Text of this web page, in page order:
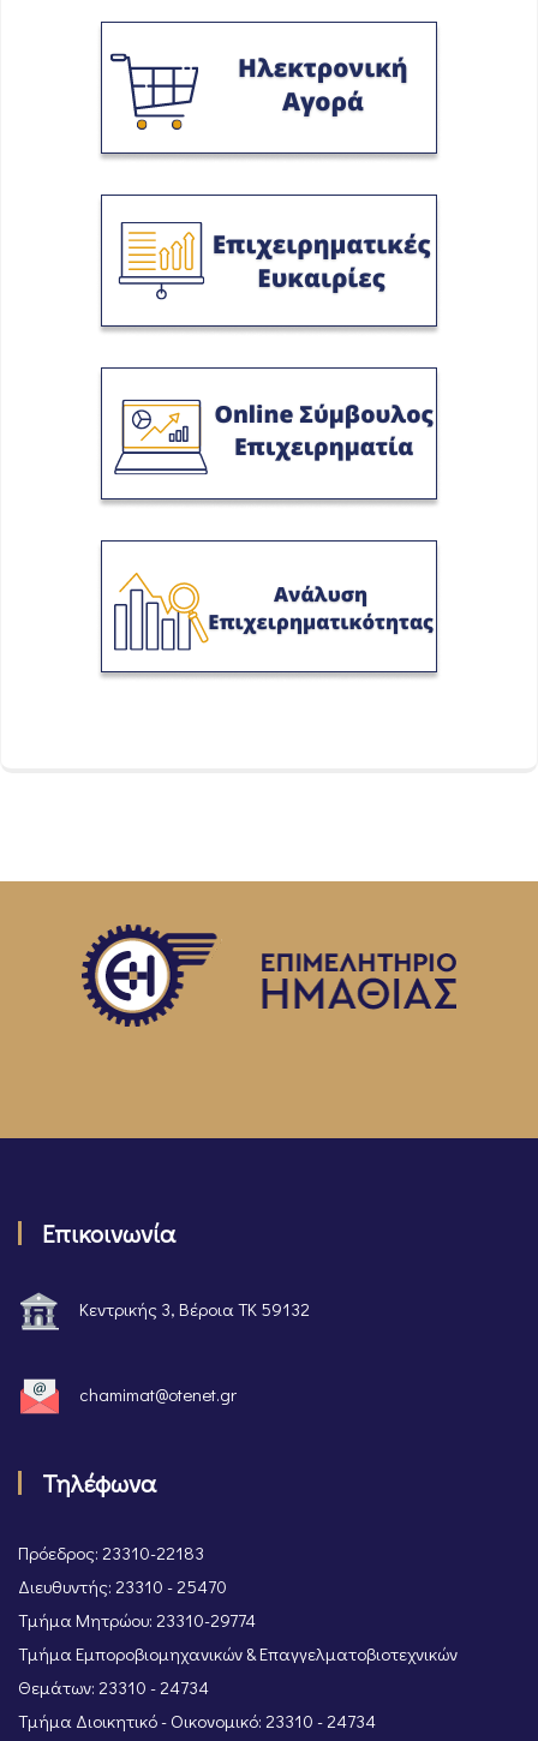
Επικοινωνία
Κεντρικής 3, Βέροια ΤΚ 59132
chamimat@otenet.gr
Τηλέφωνα
Πρόεδρος: 23310-22183
Διευθυντής: 23310 - 25470
Τμήμα Μητρώου: 23310-29774
Τμήμα Εμποροβιομηχανικών & Επαγγελματοβιοτεχνικών
Θεμάτων: 23310 - 24734
Τμήμα Διοικητικό - Οικονομικό: 23310 - 24734